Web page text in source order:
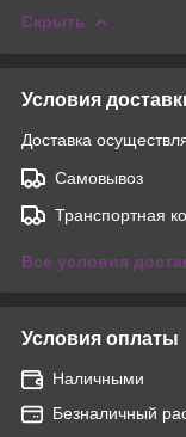
Скрыть
Условия
Доставка
Самовывоз
Транспортная
Все условия
Условия оплаты
Наличными
Безналичный